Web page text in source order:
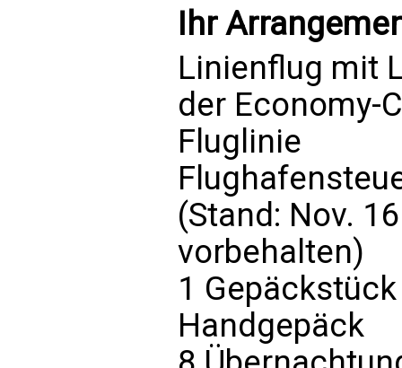
Ihr
Linienflug mit
der Economy-
Fluglinie
(Stand: Nov.
vorbehalten)
1
Handgepäck